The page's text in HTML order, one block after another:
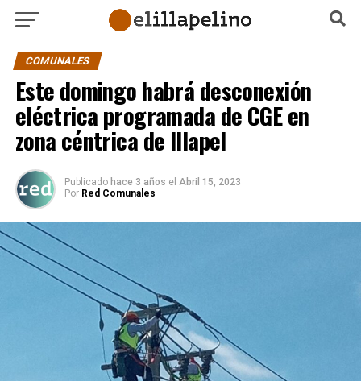
COMUNALES
Este domingo habrá desconexión
eléctrica programada de CGE en
zona céntrica de Illapel
Publicado hace 3 años el Abril 15, 2023
Por Red Comunales